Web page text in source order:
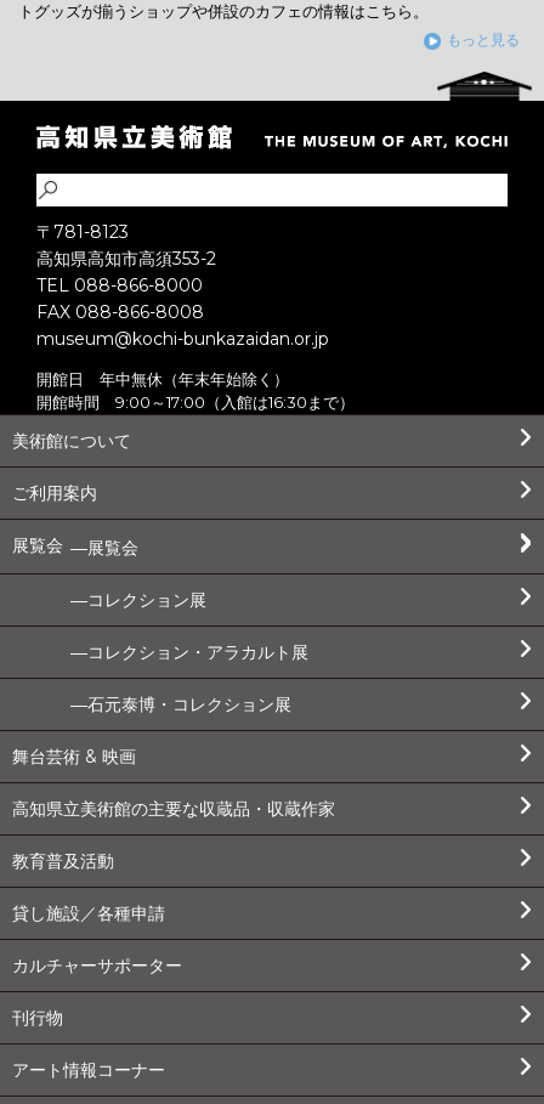
トグッズが揃うショップや併設のカフェの情報はこちら。
もっと見る
〒781-8123
高知県高知市高須353-2
TEL 088-866-8000
FAX 088-866-8008
museum@kochi-bunkazaidan.or.jp
開館日 年中無休（年末年始除く）
開館時間 9:00～17:00（入館は16:30まで）
美術館について
ご利用案内
展覧会 展覧会
コレクション展
コレクション・アラカルト展
石元泰博・コレクション展
舞台芸術 & 映画
高知県立美術館の主要な収蔵品・収蔵作家
教育普及活動
貸し施設／各種申請
カルチャーサポーター
刊行物
アート情報コーナー